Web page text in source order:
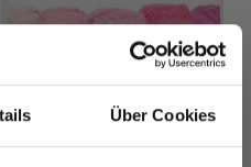
Über Cookies